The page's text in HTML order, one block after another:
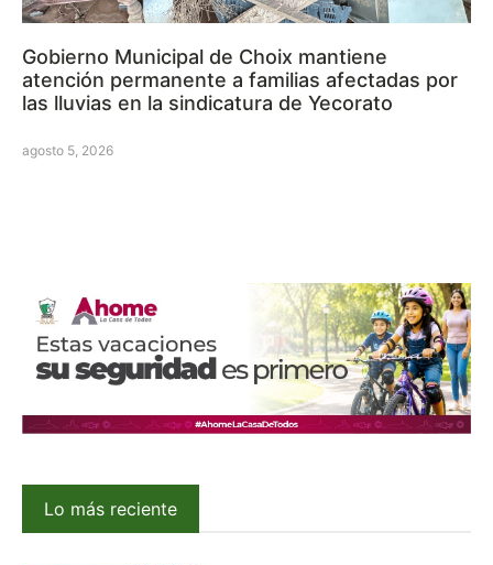
Gobierno Municipal de Choix mantiene
atención permanente a familias afectadas por
las lluvias en la sindicatura de Yecorato
agosto 5, 2026
Lo más reciente